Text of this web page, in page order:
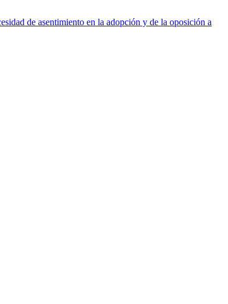
de asentimiento en la adopción y de la oposición a